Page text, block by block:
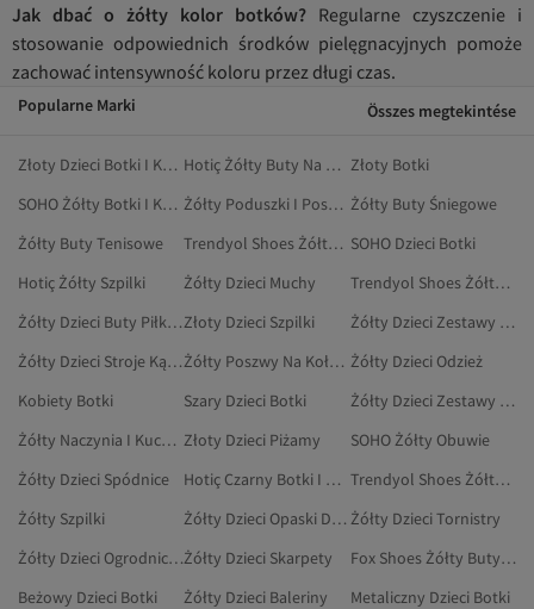
Jak dbać o żółty kolor botków? Regularne czyszczenie i
stosowanie odpowiednich środków pielęgnacyjnych pomoże
zachować intensywność koloru przez długi czas.
Popularne Marki Összes megtekintése
Złoty Dzieci Botki I Kozaki Hotiç Żółty Buty Na Co Dzień Złoty Botki
SOHO Żółty Botki I Kozaki
Żółty Poduszki I Poszewki Na Poduszki Żółty Buty Śniegowe
Żółty Buty Tenisowe
Trendyol Shoes Żółty Obuwie SOHO Dzieci Botki
Hotiç Żółty Szpilki
Żółty Dzieci Muchy
Trendyol Shoes Żółty Buty Na Co Dzień
Żółty Dzieci Buty PiłkarskieZłoty Dzieci Szpilki
Żółty Dzieci Zestawy Dresowe
Żółty Dzieci Stroje Kąpielowe
Żółty Poszwy Na Kołdrę Dwuosobową Żółty Dzieci Odzież
Kobiety Botki
Szary Dzieci Botki
Żółty Dzieci Zestawy Dla Niemowląt
Żółty Naczynia I Kuchnia Złoty Dzieci Piżamy
SOHO Żółty Obuwie
Żółty Dzieci Spódnice
Hotiç Czarny Botki I Kozaki
Trendyol Shoes Żółty Szpilki
Żółty Szpilki
Żółty Dzieci Opaski Do Włosów Żółty Dzieci Tornistry
Żółty Dzieci OgrodniczkiŻółty Dzieci Skarpety
Fox Shoes Żółty Buty Na Co Dzień
Beżowy Dzieci Botki
Żółty Dzieci Baleriny
Metaliczny Dzieci Botki